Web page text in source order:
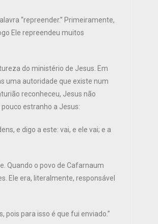
“repreender.” Primeiramente,
Ele repreendeu muitos
do ministério de Jesus. Em
uma autoridade que existe num
reconheceu, Jesus não
estranho a Jesus:
e digo a este: vai, e ele vai; e a
Quando o povo de Cafarnaum
Ele era, literalmente, responsável
pois para isso é que fui enviado.”